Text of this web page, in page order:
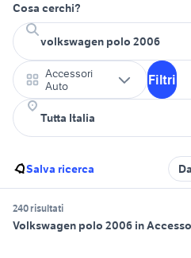
Cosa cerchi?
Accessori
Auto
Filtri
Salva ricerca
240 risultati
Volkswagen polo 2006 in